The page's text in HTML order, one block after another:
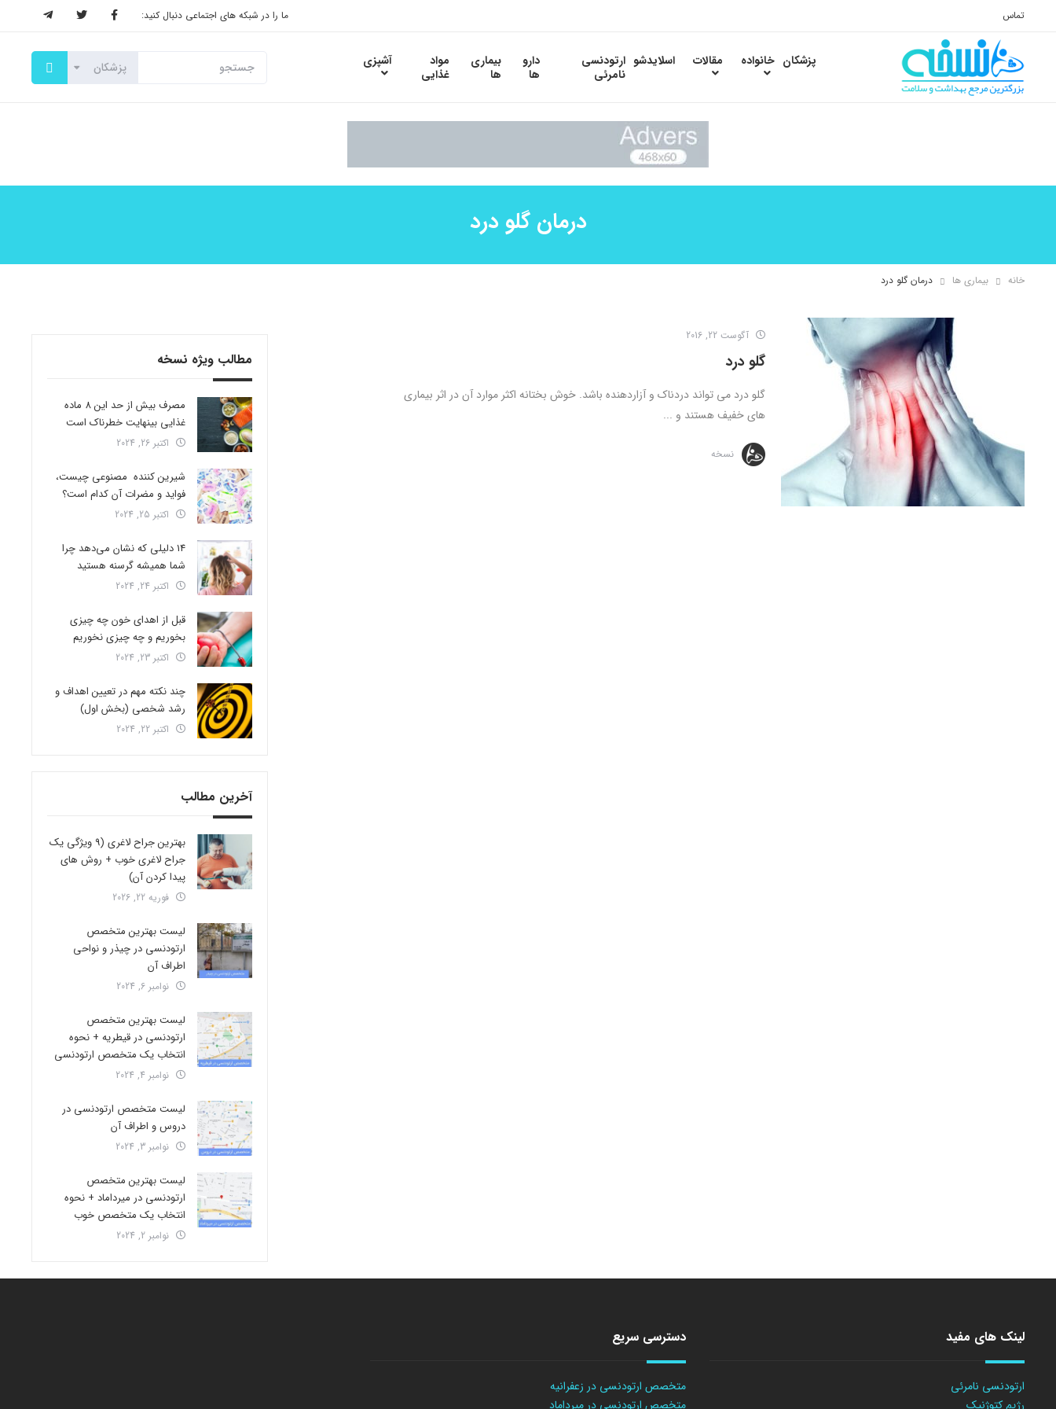
تماس ما را در شبکه های اجتماعی دنبال کنید:
پزشکان خانواده مقالات اسلایدشو ارتودنسی
نامرئی
دارو
ها
بیماری
ها
مواد
غذایی
آشپزی
درمان گلو درد
خانه بیماری ها درمان گلو درد
آگوست 22, 2016
گلو درد
گلو درد می تواند دردناک و آزاردهنده باشد. خوش بختانه اکثر موارد آن در اثر بیماری
های خفیف هستند و ...
نسخه
مطالب ویژه نسخه
مصرف بیش از حد این 8 ماده
غذایی بینهایت خطرناک است
اکتبر 26, 2024
شیرین کننده مصنوعی چیست،
فواید و مضرات آن کدام است؟
اکتبر 25, 2024
14 دلیلی که نشان می‌دهد چرا
شما همیشه گرسنه هستید
اکتبر 24, 2024
قبل از اهدای خون چه چیزی
بخوریم و چه چیزی نخوریم
اکتبر 23, 2024
چند نکته مهم در تعیین اهداف و
رشد شخصی (بخش اول)
اکتبر 22, 2024
آخرین مطالب
بهترین جراح لاغری (9 ویژگی یک
جراح لاغری خوب + روش های
پیدا کردن آن)
فوریه 22, 2026
لیست بهترین متخصص
ارتودنسی در چیذر و نواحی
اطراف آن
نوامبر 6, 2024
لیست بهترین متخصص
ارتودنسی در قیطریه + نحوه
انتخاب یک متخصص ارتودنسی
نوامبر 4, 2024
لیست متخصص ارتودنسی در
دروس و اطراف آن
نوامبر 3, 2024
لیست بهترین متخصص
ارتودنسی در میرداماد + نحوه
انتخاب یک متخصص خوب
نوامبر 2, 2024
لینک های مفید
ارتودنسی نامرئی
رژیم کتوژنیک
دسترسی سریع
متخصص ارتودنسی در زعفرانیه
متخصص ارتودنسی در میرداماد